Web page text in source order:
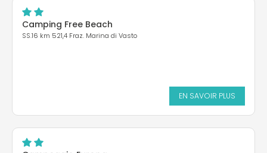
Camping Free Beach
SS.16 km 521,4 Fraz. Marina di Vasto
EN SAVOIR PLUS